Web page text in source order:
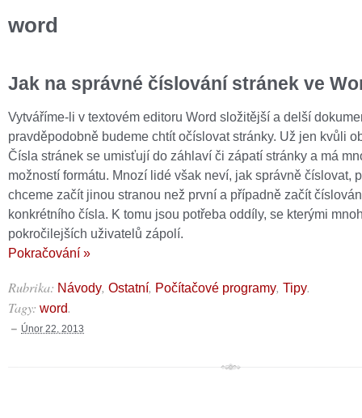
word
Jak na správné číslování stránek ve
Vytváříme-li v textovém editoru Word složitější a delší
pravděpodobně budeme chtít očíslovat stránky. Už jen kvůli
Čísla stránek se umisťují do záhlaví či zápatí stránky a má
možností formátu. Mnozí lidé však neví, jak správně číslovat,
chceme začít jinou stranou než první a případně začít
konkrétního čísla. K tomu jsou potřeba oddíly, se kterými
pokročilejších uživatelů zápolí.
Pokračování »
Rubrika: Návody, Ostatní, Počítačové programy, Tipy.
Tagy: word.
Únor 22, 2013